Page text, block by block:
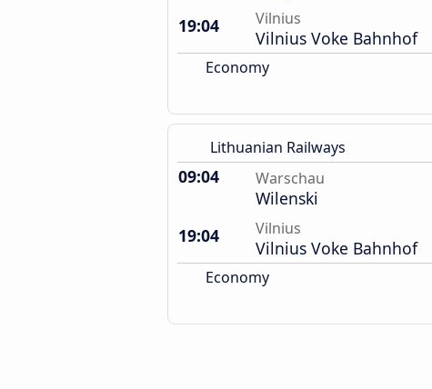
19:04
Vilnius
Vilnius Voke Bahnhof
Economy
Lithuanian Railways
09:04 Warschau
Wilenski
19:04
Vilnius
Vilnius Voke Bahnhof
Economy